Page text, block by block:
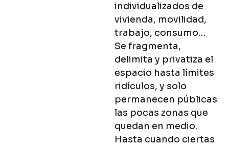
individualizados de
vivienda, movilidad,
trabajo, consumo…
Se fragmenta,
delimita y privatiza el
espacio hasta límites
ridículos, y solo
permanecen públicas
las pocas zonas que
quedan en medio.
Hasta cuando ciertas